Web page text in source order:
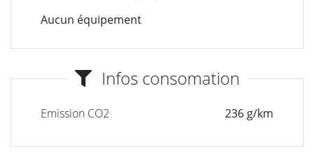
Aucun équipement
Infos consomation
Emission CO2 236 g/km